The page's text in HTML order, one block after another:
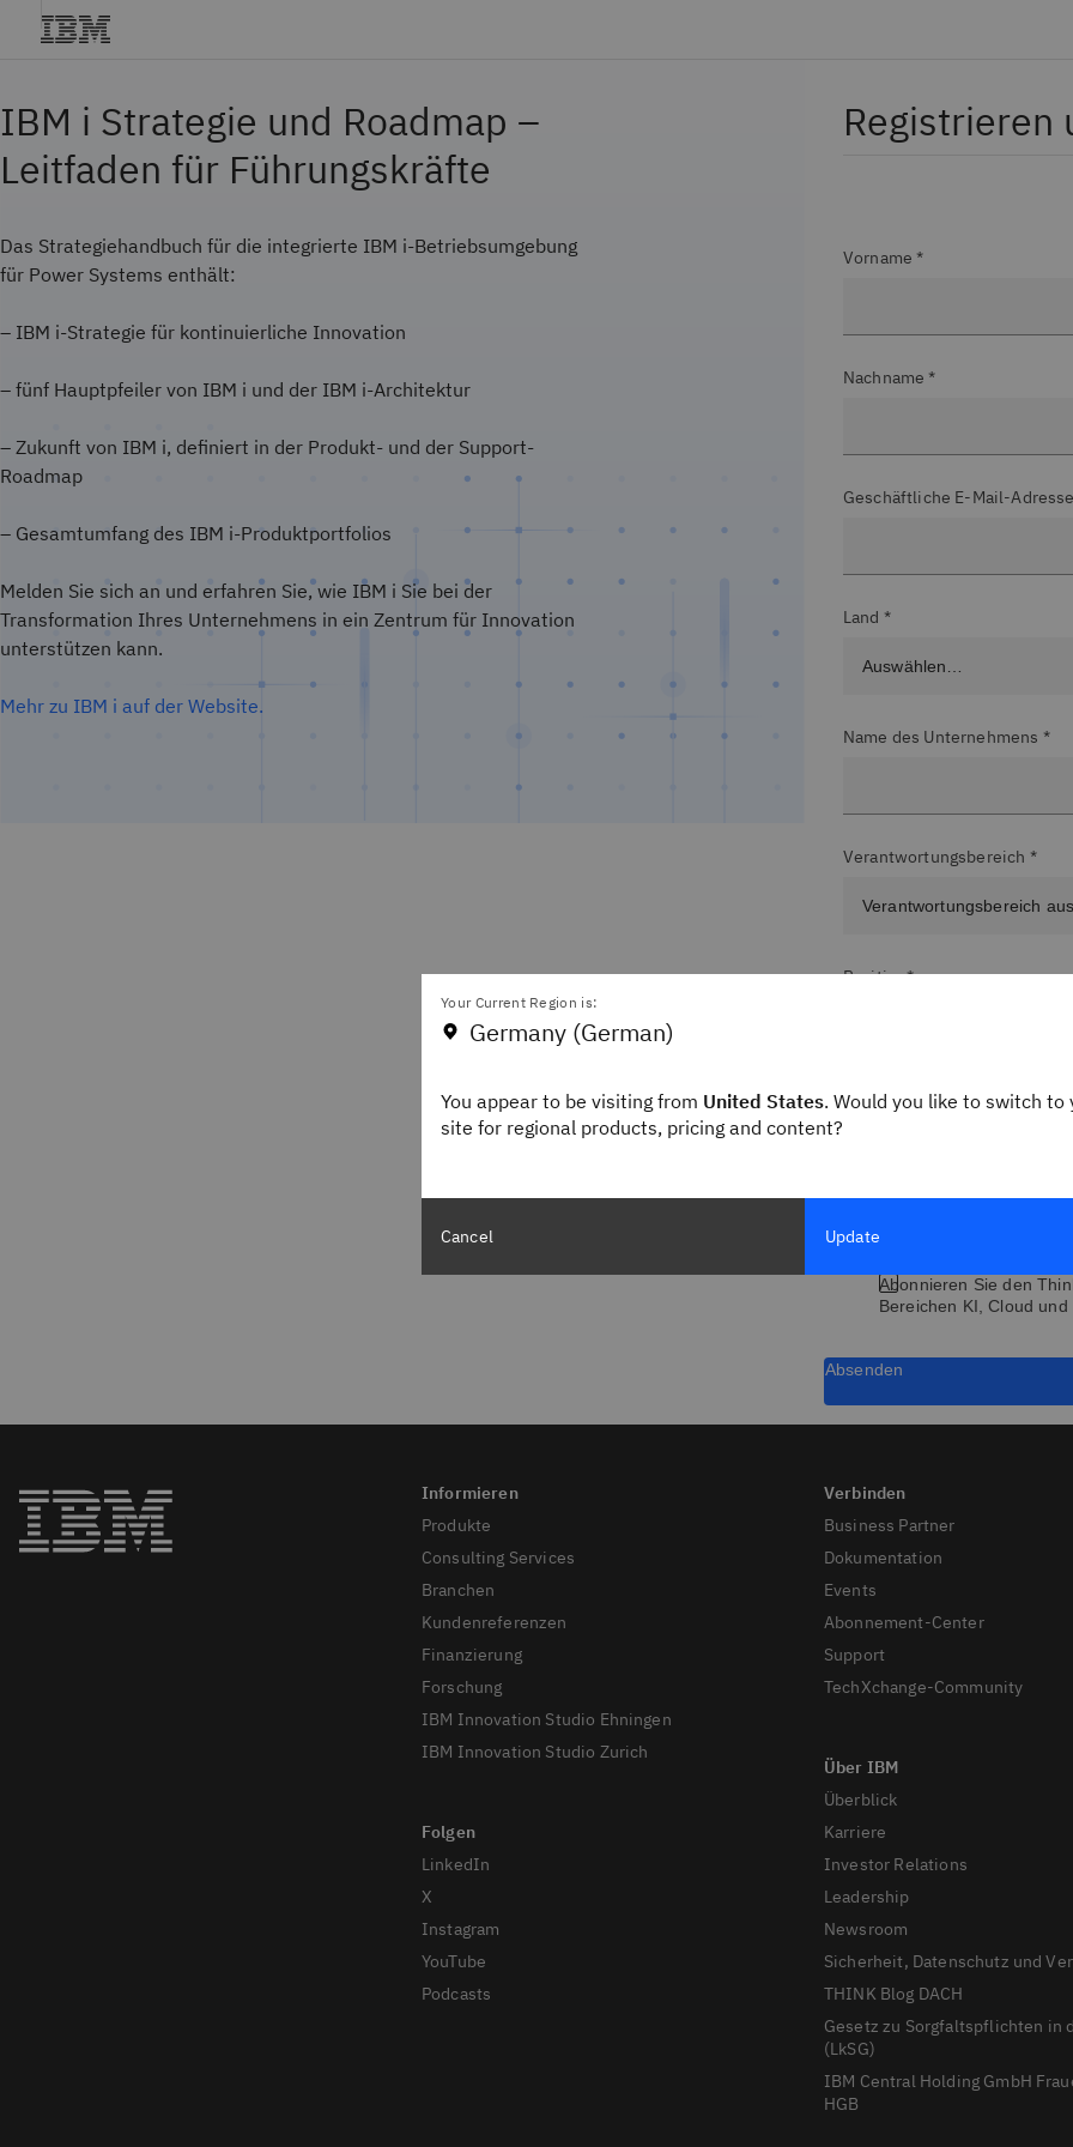
IBM i Strategie und Roadmap –
Leitfaden für Führungskräfte
Das Strategiehandbuch für die integrierte IBM i-Betriebsumgebung
für Power Systems enthält:
– IBM i-Strategie für kontinuierliche Innovation
– fünf Hauptpfeiler von IBM i und der IBM i-Architektur
– Zukunft von IBM i, definiert in der Produkt- und der Support-
Roadmap
– Gesamtumfang des IBM i-Produktportfolios
Melden Sie sich an und erfahren Sie, wie IBM i Sie bei der
Transformation Ihres Unternehmens in ein Zentrum für Innovation
unterstützen kann.
Mehr zu IBM i auf der Website.
Registrieren
Vorname *
Nachname *
Geschäftliche E-Mail-
Land *
Name des Unternehmens *
Verantwortungsbereich *
Position*
Berufsbezeichnung
Abonnieren Sie den
Bereichen KI, Cloud
Absenden
Produkte
Consulting Services
Branchen
Kundenreferenzen
Finanzierung
Forschung
IBM Innovation Studio Ehningen
IBM Innovation Studio Zurich
LinkedIn
X
Instagram
YouTube
Podcasts
Business Partner
Dokumentation
Events
Abonnement-Center
Support
TechXchange-Community
Überblick
Karriere
Investor Relations
Leadership
Newsroom
Sicherheit, Datenschutz und
THINK Blog DACH
Gesetz zu Sorgfaltspflichten in
(LkSG)
IBM Central Holding GmbH
HGB
Your Current Region is:
Germany (German)
You appear to be visiting from United States. Would you like to switch to
site for regional products, pricing and content?
Cancel Update